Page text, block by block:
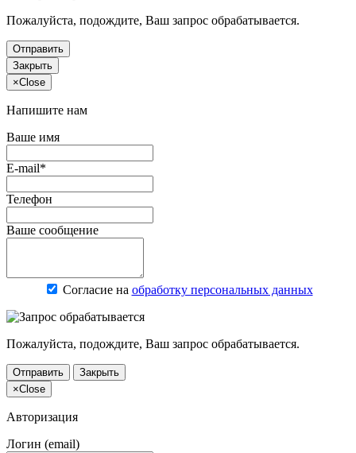
Пожалуйста, подождите, Ваш запрос обрабатывается.
Отправить
Закрыть
×Close
Напишите нам
Ваше имя
E-mail*
Телефон
Ваше сообщение
Согласие на обработку персональных данных
Пожалуйста, подождите, Ваш запрос обрабатывается.
Отправить
Закрыть
×Close
Авторизация
Логин (email)